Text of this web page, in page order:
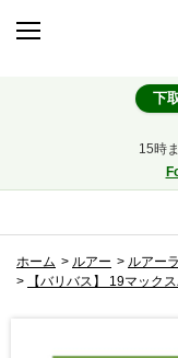
下
15時
ホーム > ルアー > ルアー
>
【バリバス】 19マック